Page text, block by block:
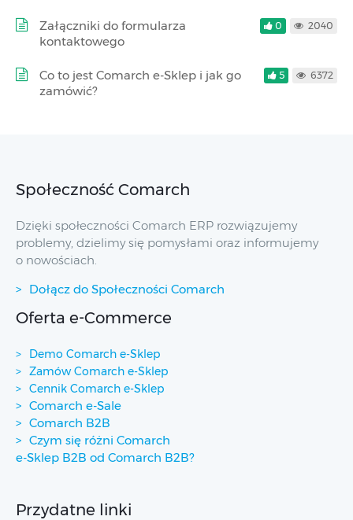
Załączniki do formularza
kontaktowego
0 2040
Co to jest Comarch e-Sklep i jak go
zamówić?
5 6372
Społeczność Comarch
Dzięki społeczności Comarch ERP rozwiązujemy
problemy, dzielimy się pomysłami oraz informujemy
o nowościach.
Dołącz do Społeczności Comarch
Oferta e-Commerce
Demo Comarch e-Sklep
Zamów Comarch e-Sklep
Cennik Comarch e-Sklep
Comarch e-Sale
Comarch B2B
Czym się różni Comarch
e-Sklep B2B od Comarch B2B?
Przydatne linki